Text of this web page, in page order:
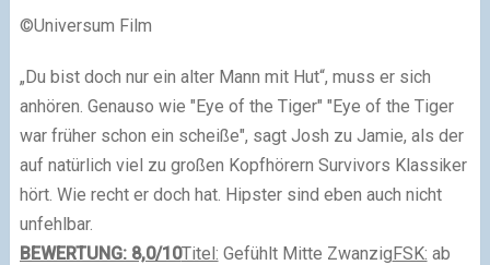
©Universum Film
„Du bist doch nur ein alter Mann mit Hut“, muss er sich
anhören. Genauso wie "Eye of the Tiger" "Eye of the Tiger
war früher schon ein scheiße", sagt Josh zu Jamie, als der
auf natürlich viel zu großen Kopfhörern Survivors Klassiker
hört. Wie recht er doch hat. Hipster sind eben auch nicht
unfehlbar.
BEWERTUNG: 8,0/10Titel: Gefühlt Mitte ZwanzigFSK: ab